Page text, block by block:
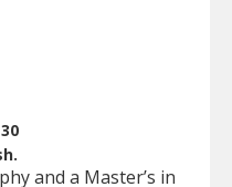
30
and a Master’s in